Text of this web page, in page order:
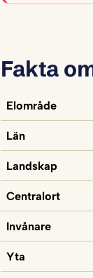
Fakta
Elområde
Län
Landskap
Centralort
Invånare
Yta